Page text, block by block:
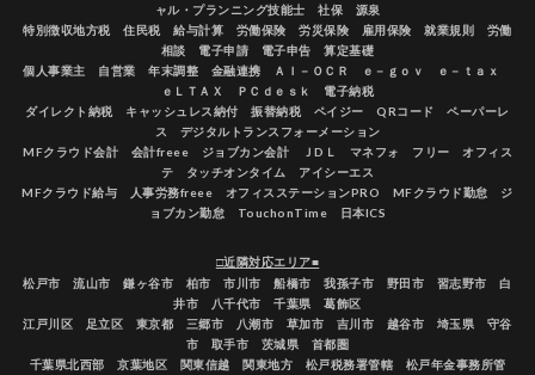
ャル・プランニング技能士 社保 源泉
特別徴収地方税 住民税 給与計算 労働保険 労災保険 雇用保険 就業規則 労働
相談 電子申請 電子申告 算定基礎
個人事業主 自営業 年末調整 金融連携 ＡＩ－ＯＣＲ ｅ－ｇｏｖ ｅ－ｔａｘ
ｅＬＴＡＸ ＰＣｄｅｓｋ 電子納税
ダイレクト納税 キャッシュレス納付 振替納税 ペイジー QRコード ペーパーレ
ス デジタルトランスフォーメーション
MFクラウド会計 会計freee ジョブカン会計 ＪDＬ マネフォ フリー オフィス
テ タッチオンタイム アイシーエス
MFクラウド給与 人事労務freee オフィスステーションPRO MFクラウド勤怠 ジ
ョブカン勤怠 TouchonTime 日本ICS
□近隣対応エリア■
松戸市 流山市 鎌ヶ谷市 柏市 市川市 船橋市 我孫子市 野田市 習志野市 白
井市 八千代市 千葉県 葛飾区
江戸川区 足立区 東京都 三郷市 八潮市 草加市 吉川市 越谷市 埼玉県 守谷
市 取手市 茨城県 首都圏
千葉県北西部 京葉地区 関東信越 関東地方 松戸税務署管轄 松戸年金事務所管